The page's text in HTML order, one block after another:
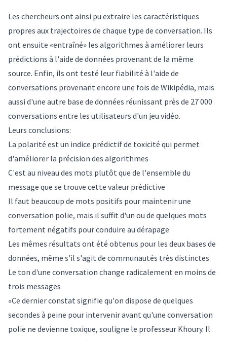
Les chercheurs ont ainsi pu extraire les caractéristiques
propres aux trajectoires de chaque type de conversation. Ils
ont ensuite «entraîné» les algorithmes à améliorer leurs
prédictions à l'aide de données provenant de la même
source. Enfin, ils ont testé leur fiabilité à l'aide de
conversations provenant encore une fois de Wikipédia, mais
aussi d'une autre base de données réunissant près de 27 000
conversations entre les utilisateurs d'un jeu vidéo.
Leurs conclusions:
La polarité est un indice prédictif de toxicité qui permet
d'améliorer la précision des algorithmes
C'est au niveau des mots plutôt que de l'ensemble du
message que se trouve cette valeur prédictive
Il faut beaucoup de mots positifs pour maintenir une
conversation polie, mais il suffit d'un ou de quelques mots
fortement négatifs pour conduire au dérapage
Les mêmes résultats ont été obtenus pour les deux bases de
données, même s'il s'agit de communautés très distinctes
Le ton d'une conversation change radicalement en moins de
trois messages
«Ce dernier constat signifie qu'on dispose de quelques
secondes à peine pour intervenir avant qu'une conversation
polie ne devienne toxique, souligne le professeur Khoury. Il